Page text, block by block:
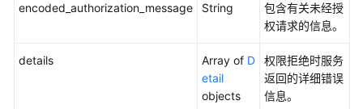
encoded_authorization_message String
包含有关未经授
权请求的信息。
details Array of D
etail
objects
权限拒绝时服务
返回的详细错误
信息。